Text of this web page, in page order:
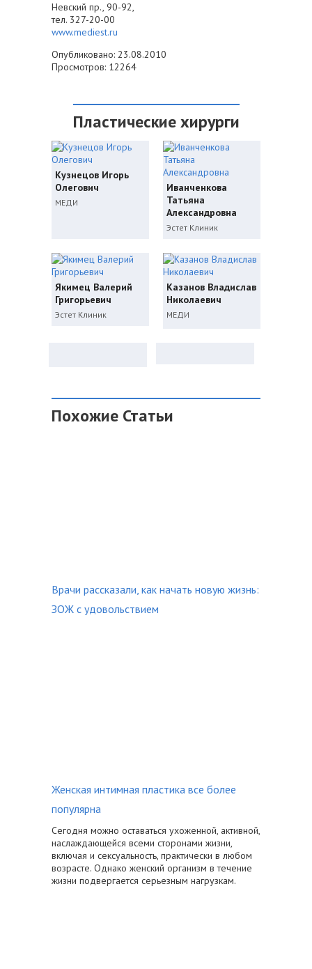
Невский пр., 90-92,
тел. 327-20-00
www.mediest.ru
Опубликовано: 23.08.2010
Просмотров: 12264
Пластические хирурги
Кузнецов Игорь
Олегович
МЕДИ
Иванченкова
Татьяна
Александровна
Эстет Клиник
Якимец Валерий
Григорьевич
Эстет Клиник
Казанов Владислав
Николаевич
МЕДИ
Похожие Статьи
Врачи рассказали, как начать новую жизнь:
ЗОЖ с удовольствием
Женская интимная пластика все более
популярна
Сегодня можно оставаться ухоженной, активной,
наслаждающейся всеми сторонами жизни,
включая и сексуальность, практически в любом
возрасте. Однако женский организм в течение
жизни подвергается серьезным нагрузкам.